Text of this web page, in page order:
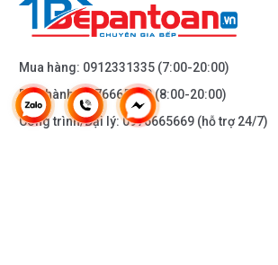
Mua hàng: 0912331335 (7:00-20:00)
Bảo hành:0976665669(8:00-20:00)
Công trình/Đại lý:0976665669 (hỗ trợ 24/7)